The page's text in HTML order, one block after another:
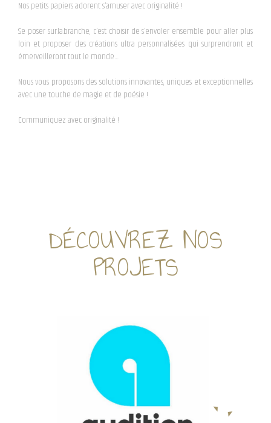
Nos petits papiers adorent s’amuser avec originalité !
Se poser sur.la.branche, c’est choisir de s’envoler ensemble pour aller plus
loin et proposer des créations ultra personnalisées qui surprendront et
émerveilleront tout le monde…
Nous vous proposons des solutions innovantes, uniques et exceptionnelles
avec une touche de magie et de poésie !
Communiquez avec originalité !
DÉCOUVREZ NOS
PROJETS